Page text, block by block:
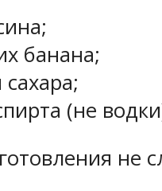
банана;
сахара;
(не
не